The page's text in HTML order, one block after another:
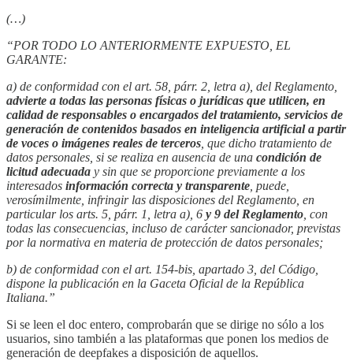
(…)
“POR TODO LO ANTERIORMENTE EXPUESTO, EL
GARANTE:
a) de conformidad con el art. 58, párr. 2, letra a), del Reglamento,
advierte a todas las personas físicas o jurídicas que utilicen, en
calidad de responsables o encargados del tratamiento, servicios de
generación de contenidos basados en inteligencia artificial a partir
de voces o imágenes reales de terceros , que dicho tratamiento de
datos personales, si se realiza en ausencia de una condición de
licitud adecuada y sin que se proporcione previamente a los
interesados información correcta y transparente , puede,
verosímilmente, infringir las disposiciones del Reglamento, en
particular los arts. 5, párr. 1, letra a), 6 y 9 del Reglamento , con
todas las consecuencias, incluso de carácter sancionador, previstas
por la normativa en materia de protección de datos personales;
b) de conformidad con el art. 154-bis, apartado 3, del Código,
dispone la publicación en la Gaceta Oficial de la República
Italiana.”
Si se leen el doc entero, comprobarán que se dirige no sólo a los
usuarios, sino también a las plataformas que ponen los medios de
generación de deepfakes a disposición de aquellos.